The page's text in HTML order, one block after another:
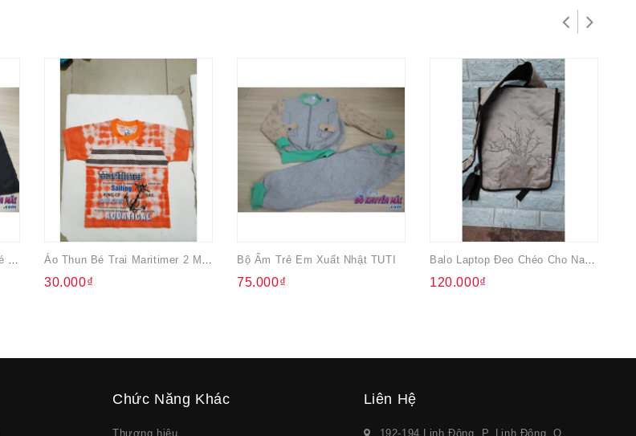
30.000₫
Bộ Ấm Trẻ Em Xuất Nhật TUTI
75.000₫ 120.000₫
Chức Năng Khác
Thương hiệu
Liên Hệ
192-194 Linh Đông, P. Linh Đông, Q.